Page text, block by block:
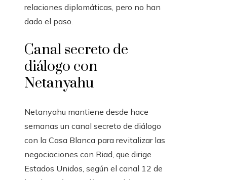
relaciones diplomáticas, pero no han
dado el paso.
Canal secreto de
diálogo con
Netanyahu
Netanyahu mantiene desde hace
semanas un canal secreto de diálogo
con la Casa Blanca para revitalizar las
negociaciones con Riad, que dirige
Estados Unidos, según el canal 12 de